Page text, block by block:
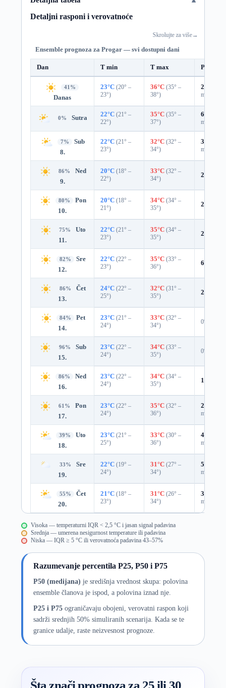
Detaljni rasponi i verovatnoće
Skrolujte za više→
Ensemble prognoza za Progar — svi dostupni dani
Dan T min T max
41%
Danas
23°C (20° –
23°)
36°C (35° –
38°)
27%
mm)
0% Sutra 22°C (21° –
22°)
35°C (35° –
37°)
68%
mm)
7%
Sub
8.
22°C (21° –
23°)
32°C (32° –
34°)
33%
mm)
86%
Ned
9.
20°C (18° –
22°)
33°C (32° –
34°)
2%
80%
Pon
10.
20°C (18° –
21°)
34°C (34° –
35°)
2%
75%
Uto
11.
22°C (21° –
23°)
35°C (34° –
35°)
2%
82%
Sre
12.
22°C (22° –
23°)
35°C (33° –
36°)
6%
86%
Čet
13.
24°C (22° –
25°)
32°C (31° –
35°)
2%
84%
Pet
14.
23°C (21° –
24°)
33°C (32° –
34°)
0%
96%
Sub
15.
23°C (22° –
24°)
34°C (33° –
35°)
0%
86%
Ned
16.
23°C (22° –
24°)
34°C (34° –
35°)
10%
61%
Pon
17.
23°C (22° –
24°)
35°C (32° –
36°)
27%
mm)
39%
Uto
18.
23°C (21° –
25°)
33°C (30° –
36°)
41%
mm)
33%
Sre
19.
22°C (19° –
24°)
31°C (27° –
34°)
53%
mm)
55%
Čet
20.
21°C (18° –
23°)
31°C (26° –
34°)
39%
mm)
Visoka — temperaturni IQR < 2,5 °C i jasan signal padavina
Srednja — umerena nesigurnost temperature ili padavina
Niska — IQR ≥ 5 °C ili verovatnoća padavina 43–57%
Razumevanje percentila P25, P50 i P75
P50 (medijana) je središnja vrednost skupa: polovina
ensemble članova je ispod, a polovina iznad nje.
P25 i P75ograničavaju obojeni, verovatni raspon koji
sadrži srednjih 50% simuliranih scenarija. Kada se te
granice udalje, raste neizvesnost prognoze.
Šta znači prognoza za 25 ili 30